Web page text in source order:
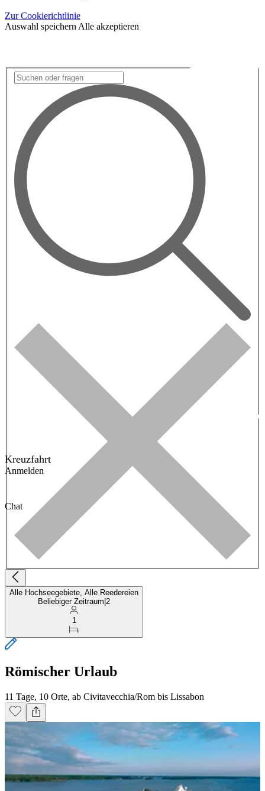
Zur Cookierichtlinie
Auswahl speichern Alle akzeptieren
Kreuzfahrt
Anmelden
Chat
Alle Hochseegebiete, Alle Reedereien
Beliebiger Zeitraum 2
1
Römischer Urlaub
11 Tage, 10 Orte, ab Civitavecchia/Rom bis Lissabon